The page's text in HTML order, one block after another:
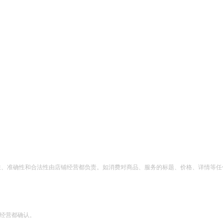
准确性和合法性由店铺经营都负责。如消费对商品、服务的标题、价格、详情等
营都确认。